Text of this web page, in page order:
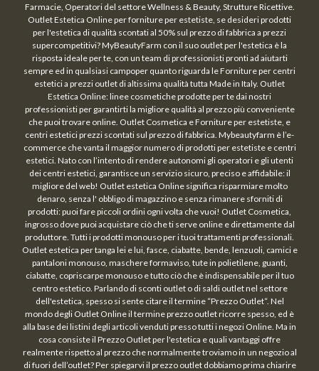
Farmacie, Operatori del settore Wellness & Beauty, Strutture Ricettive.
Outlet Estetica Online per forniture per estetiste, se desideri prodotti
per l'estetica di qualità scontati al 50% sul prezzo di fabbrica a prezzi
supercompetitivi? MyBeautyFarm con il suo outlet per l'estetica è la
risposta ideale per te, con un team di professionisti pronti ad aiutarti
sempre ed in qualsiasi campoper quanto riguarda le Forniture per centri
estetici a prezzi outlet di altissima qualità tutta Made in Italy. Outlet
Estetica Online: linee cosmetiche prodotte per te dai nostri
professionisti per garantirti la migliore qualità al prezzo più conveniente
che puoi trovare online. Outlet Cosmetica e Forniture per estetiste, e
centri estetici prezzi scontati sul prezzo di fabbrica. Mybeautyfarm è l’e-
commerce che vanta il maggior numero di prodotti per estetiste e centri
estetici. Nato con l’intento di rendere autonomi gli operatori e gli utenti
dei centri estetici, garantisce un servizio sicuro, preciso e affidabile: il
migliore del web! Outlet estetica Online significa risparmiare molto
denaro, senza l' obbligo di magazzino e senza rimanere sforniti di
prodotti: puoi fare piccoli ordini ogni volta che vuoi! Outlet Cosmetica,
ingrosso dove puoi acquistare ciò che ti serve online e direttamente dal
produttore. Tutti i prodotti monouso per i tuoi trattamenti professionali.
Outlet estetica per tanga lei e lui, fasce, ciabatte, bende, lenzuoli, camici e
pantaloni monouso, maschere formaviso, tute in polietilene, guanti,
ciabatte, copriscarpe monouso e tutto ciò che è indispensabile per il tuo
centro estetico. Parlando di sconti outlet o di saldi outlet nel settore
dell'estetica, spesso si sente citare il termine “Prezzo Outlet“. Nel
mondo degli Outlet Online il termine prezzo outlet ricorre spesso, ed è
alla base dei listini degli articoli venduti presso tutti i negozi Online. Ma in
cosa consiste il Prezzo Outlet per l'estetica e quali vantaggi offre
realmente rispetto al prezzo che normalmente troviamo in un negozio al
di fuori dell’outlet? Per spiegarvi il prezzo outlet dobbiamo prima chiarire